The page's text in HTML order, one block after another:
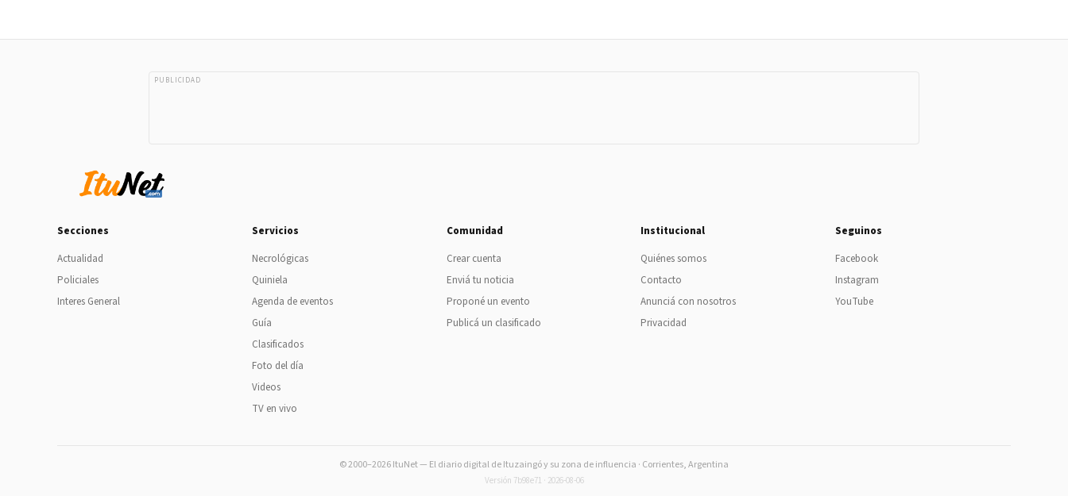
PUBLICIDAD
Secciones
Actualidad
Policiales
Interes General
Servicios
Necrológicas
Quiniela
Agenda de eventos
Guía
Clasificados
Foto del día
Videos
TV en vivo
Comunidad
Crear cuenta
Enviá tu noticia
Proponé un evento
Publicá un clasificado
Institucional
Quiénes somos
Contacto
Anunciá con nosotros
Privacidad
Seguinos
Facebook
Instagram
YouTube
© 2000–2026 ItuNet — El diario digital de Ituzaingó y su zona de influencia · Corrientes, Argentina
Versión 7b98e71 · 2026-08-06